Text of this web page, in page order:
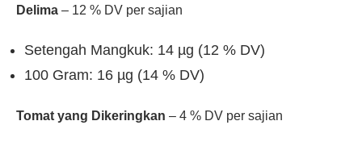
Delima – 12 % DV per sajian
Setengah Mangkuk: 14 µg (12 % DV)
100 Gram: 16 µg (14 % DV)
Tomat yang Dikeringkan – 4 % DV per sajian